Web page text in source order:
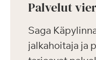
Palvelut
Saga
jalkahoitaja ja